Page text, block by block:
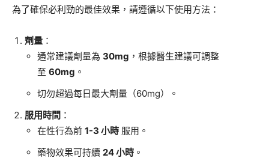
為了確保必利勁的最佳效果，請遵循以下使用方法：
劑量 ：
通常建議劑量為 30mg ，根據醫生建議可調整
至 60mg 。
切勿超過每日最大劑量（60mg）。
服用時間 ：
在性行為前 1-3 小時 服用。
藥物效果可持續 24 小時 。